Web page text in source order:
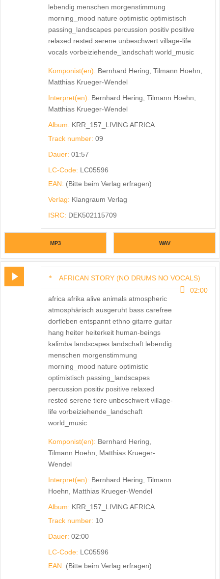
lebendig menschen morgenstimmung
morning_mood nature optimistic optimistisch
passing_landscapes percussion positiv positive
relaxed rested serene unbeschwert village-life
vocals vorbeiziehende_landschaft world_music
Komponist(en): Bernhard Hering, Tilmann Hoehn,
Matthias Krueger-Wendel
Interpret(en): Bernhard Hering, Tilmann Hoehn,
Matthias Krueger-Wendel
Album: KRR_157_LIVING AFRICA
Track number: 09
Dauer: 01:57
LC-Code: LC05596
EAN: (Bitte beim Verlag erfragen)
Verlag: Klangraum Verlag
ISRC: DEK502115709
MP3 WAV
AFRICAN STORY (NO DRUMS NO VOCALS)
02:00
africa afrika alive animals atmospheric
atmosphärisch ausgeruht bass carefree
dorfleben entspannt ethno gitarre guitar
hang heiter heiterkeit human-beings
kalimba landscapes landschaft lebendig
menschen morgenstimmung
morning_mood nature optimistic
optimistisch passing_landscapes
percussion positiv positive relaxed
rested serene tiere unbeschwert village-
life vorbeiziehende_landschaft
world_music
Komponist(en): Bernhard Hering,
Tilmann Hoehn, Matthias Krueger-
Wendel
Interpret(en): Bernhard Hering, Tilmann
Hoehn, Matthias Krueger-Wendel
Album: KRR_157_LIVING AFRICA
Track number: 10
Dauer: 02:00
LC-Code: LC05596
EAN: (Bitte beim Verlag erfragen)